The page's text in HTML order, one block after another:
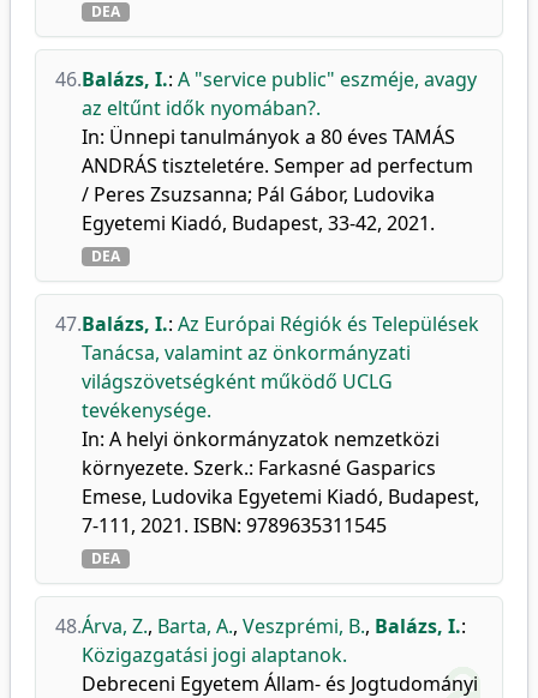
DEA
46.Balázs, I.: A "service public" eszméje, avagy
az eltűnt idők nyomában?.
In: Ünnepi tanulmányok a 80 éves TAMÁS
ANDRÁS tiszteletére. Semper ad perfectum
/ Peres Zsuzsanna; Pál Gábor, Ludovika
Egyetemi Kiadó, Budapest, 33-42, 2021.
DEA
47.Balázs, I.: Az Európai Régiók és Települések
Tanácsa, valamint az önkormányzati
világszövetségként működő UCLG
tevékenysége.
In: A helyi önkormányzatok nemzetközi
környezete. Szerk.: Farkasné Gasparics
Emese, Ludovika Egyetemi Kiadó, Budapest,
7-111, 2021. ISBN: 9789635311545
DEA
48.Árva, Z., Barta, A., Veszprémi, B., Balázs, I.:
Közigazgatási jogi alaptanok.
Debreceni Egyetem Állam- és Jogtudományi